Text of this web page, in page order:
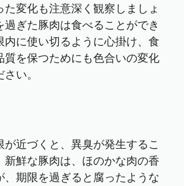
変化も注意深く観察しましょ
過ぎた豚肉は食べることができ
内に使い切るように心掛け、食
質を保つためにも色合いの変化
い。
が近づくと、異臭が発生するこ
新鮮な豚肉は、ほのかな肉の香
、期限を過ぎると腐ったような